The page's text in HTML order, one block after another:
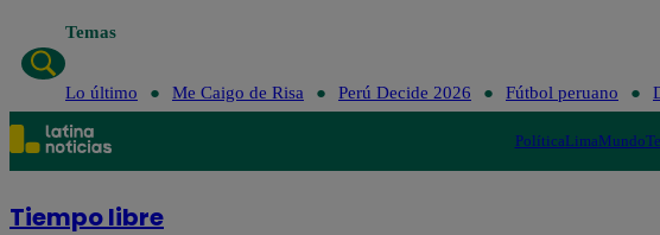
Temas
Lo último Me Caigo de Risa Perú Decide 2026 Fútbol peruano
PolíticaLimaMundo
Tiempo libre